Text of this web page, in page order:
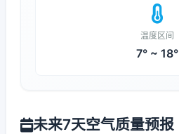
温度区间
7° ~ 18°
未来7天空气质量预报